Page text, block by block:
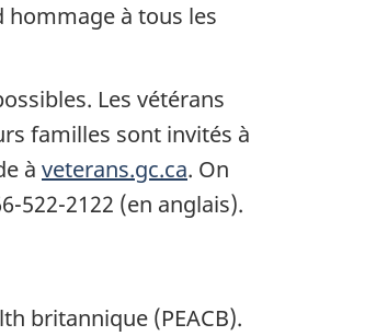
hommage à tous les
Les vétérans
familles sont invités à
à veterans.gc.ca. On
522-2122 (en anglais).
britannique (PEACB).